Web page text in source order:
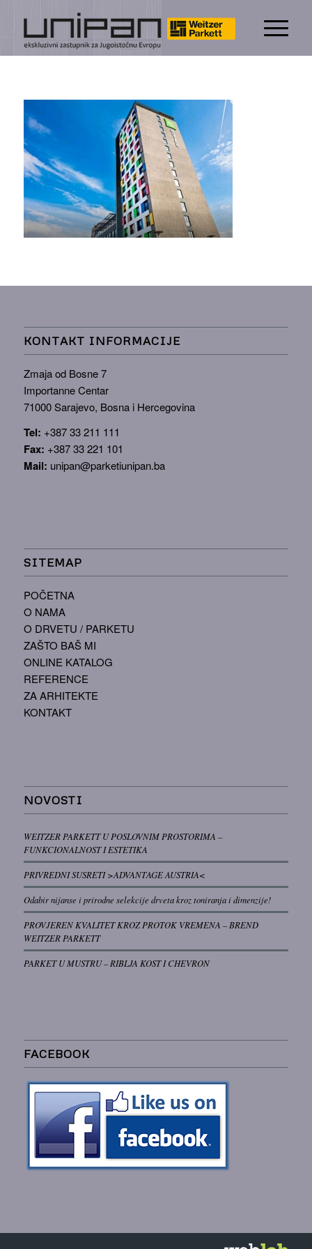
KONTAKT INFORMACIJE
Zmaja od Bosne 7
Importanne Centar
71000 Sarajevo, Bosna i Hercegovina
Tel: +387 33 211 111
Fax: +387 33 221 101
Mail: unipan@parketiunipan.ba
SITEMAP
POČETNA
O NAMA
O DRVETU / PARKETU
ZAŠTO BAŠ MI
ONLINE KATALOG
REFERENCE
ZA ARHITEKTE
KONTAKT
NOVOSTI
WEITZER PARKETT U POSLOVNIM PROSTORIMA –
FUNKCIONALNOST I ESTETIKA
PRIVREDNI SUSRETI >ADVANTAGE AUSTRIA<
Odabir nijanse i prirodne selekcije drveta kroz toniranja i dimenzije!
PROVJEREN KVALITET KROZ PROTOK VREMENA – BREND
WEITZER PARKETT
PARKET U MUSTRU – RIBLJA KOST I CHEVRON
FACEBOOK